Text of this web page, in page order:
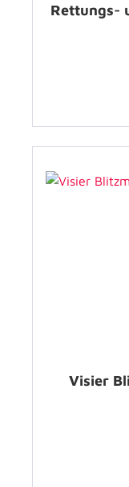
Rettungs-
Visier